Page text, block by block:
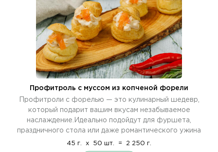
Профитроль c муссом из копченой форели
Профитроли с форелью — это кулинарный шедевр,
который подарит вашим вкусам незабываемое
наслаждение.Идеально подойдут для фуршета,
праздничного стола или даже романтического ужина
45 г. x 50 шт. = 2 250 г.